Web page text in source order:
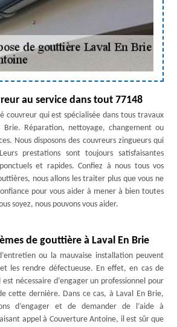
au service dans tout 77148
couvreur qui est spécialisée dans tous travaux
Réparation, nettoyage, changement ou
Nous disposons des couvreurs zingueurs qui
prestations sont toujours satisfaisantes
et rapides. Confiez à nous tous vos
nous allons les traiter plus que vous ne
pour vous aider à mener à bien toutes
soyez, nous pouvons vous aider.
de gouttière à Laval En Brie
ou la mauvaise installation peuvent
les rendre défectueuse. En effet, en cas de
nécessaire d’engager un professionnel pour
cette dernière. Dans ce cas, à Laval En Brie,
d’engager et de demander de l’aide à
appel à Couverture Antoine, il est sûr que